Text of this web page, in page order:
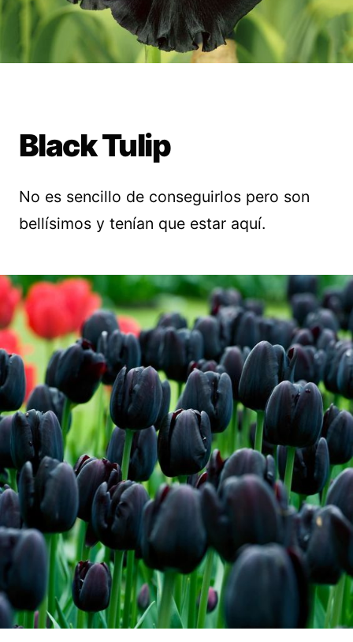
Black Tulip
No es sencillo de conseguirlos pero son
bellísimos y tenían que estar aquí.